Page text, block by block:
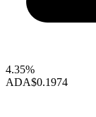
4.35%
ADA$0.1974